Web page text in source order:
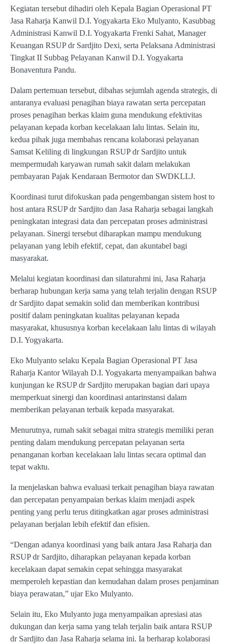
Kegiatan tersebut dihadiri oleh Kepala Bagian Operasional PT
Jasa Raharja Kanwil D.I. Yogyakarta Eko Mulyanto, Kasubbag
Administrasi Kanwil D.I. Yogyakarta Frenki Sahat, Manager
Keuangan RSUP dr Sardjito Dexi, serta Pelaksana Administrasi
Tingkat II Subbag Pelayanan Kanwil D.I. Yogyakarta
Bonaventura Pandu.
Dalam pertemuan tersebut, dibahas sejumlah agenda strategis, di
antaranya evaluasi penagihan biaya rawatan serta percepatan
proses penagihan berkas klaim guna mendukung efektivitas
pelayanan kepada korban kecelakaan lalu lintas. Selain itu,
kedua pihak juga membahas rencana kolaborasi pelayanan
Samsat Keliling di lingkungan RSUP dr Sardjito untuk
mempermudah karyawan rumah sakit dalam melakukan
pembayaran Pajak Kendaraan Bermotor dan SWDKLLJ.
Koordinasi turut difokuskan pada pengembangan sistem host to
host antara RSUP dr Sardjito dan Jasa Raharja sebagai langkah
peningkatan integrasi data dan percepatan proses administrasi
pelayanan. Sinergi tersebut diharapkan mampu mendukung
pelayanan yang lebih efektif, cepat, dan akuntabel bagi
masyarakat.
Melalui kegiatan koordinasi dan silaturahmi ini, Jasa Raharja
berharap hubungan kerja sama yang telah terjalin dengan RSUP
dr Sardjito dapat semakin solid dan memberikan kontribusi
positif dalam peningkatan kualitas pelayanan kepada
masyarakat, khususnya korban kecelakaan lalu lintas di wilayah
D.I. Yogyakarta.
Eko Mulyanto selaku Kepala Bagian Operasional PT Jasa
Raharja Kantor Wilayah D.I. Yogyakarta menyampaikan bahwa
kunjungan ke RSUP dr Sardjito merupakan bagian dari upaya
memperkuat sinergi dan koordinasi antarinstansi dalam
memberikan pelayanan terbaik kepada masyarakat.
Menurutnya, rumah sakit sebagai mitra strategis memiliki peran
penting dalam mendukung percepatan pelayanan serta
penanganan korban kecelakaan lalu lintas secara optimal dan
tepat waktu.
Ia menjelaskan bahwa evaluasi terkait penagihan biaya rawatan
dan percepatan penyampaian berkas klaim menjadi aspek
penting yang perlu terus ditingkatkan agar proses administrasi
pelayanan berjalan lebih efektif dan efisien.
“Dengan adanya koordinasi yang baik antara Jasa Raharja dan
RSUP dr Sardjito, diharapkan pelayanan kepada korban
kecelakaan dapat semakin cepat sehingga masyarakat
memperoleh kepastian dan kemudahan dalam proses penjaminan
biaya perawatan,” ujar Eko Mulyanto.
Selain itu, Eko Mulyanto juga menyampaikan apresiasi atas
dukungan dan kerja sama yang telah terjalin baik antara RSUP
dr Sardjito dan Jasa Raharja selama ini. Ia berharap kolaborasi